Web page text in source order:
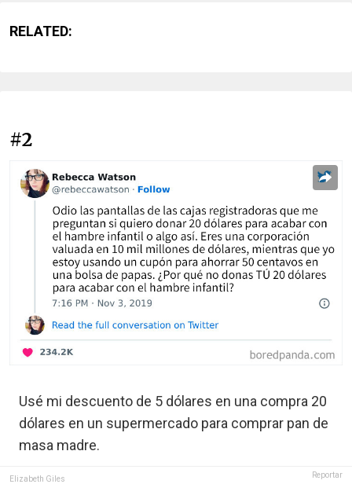
RELATED:
#2
Usé mi descuento de 5 dólares en una compra 20
dólares en un supermercado para comprar pan de
masa madre.
Elizabeth Giles Reportar